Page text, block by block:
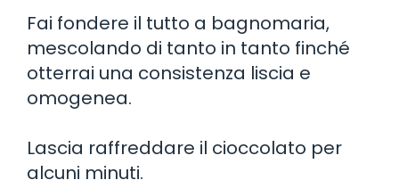
Fai fondere il tutto a bagnomaria,
mescolando di tanto in tanto finché
otterrai una consistenza liscia e
omogenea.
Lascia raffreddare il cioccolato per
alcuni minuti.